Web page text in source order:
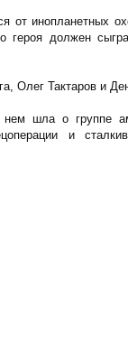
от инопланетных
героя должен
Олег Тактаров и
шла о группе
и